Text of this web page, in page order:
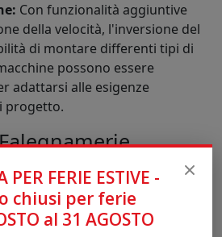
Con funzionalità aggiuntive
della velocità, l'inversione del
di montare differenti tipi di
possono essere
adattarsi alle esigenze
progetto.
levigatrici a nastro svolgono un
del legno per le
Vengono impiegate per
assicurando che le superfici
PER FERIE ESTIVE -
chiusi per ferie
al 31 AGOSTO